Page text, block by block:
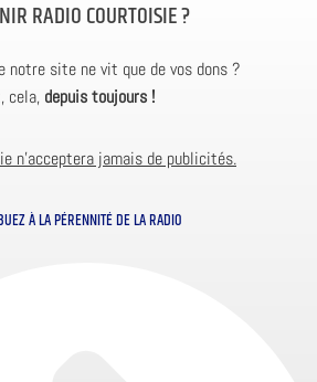
RADIO COURTOISIE ?
notre site ne vit que de vos dons ?
cela, depuis toujours !
n’acceptera jamais de publicités.
À LA PÉRENNITÉ DE LA RADIO